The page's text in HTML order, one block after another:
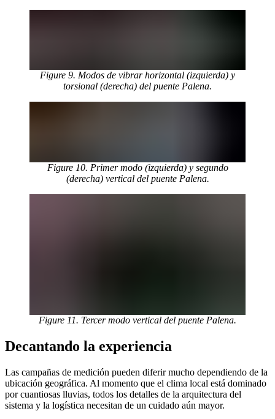
Figure 9. Modos de vibrar horizontal (izquierda) y
torsional (derecha) del puente Palena.
Figure 10. Primer modo (izquierda) y segundo
(derecha) vertical del puente Palena.
Figure 11. Tercer modo vertical del puente Palena.
Decantando la experiencia
Las campañas de medición pueden diferir mucho dependiendo de la
ubicación geográfica. Al momento que el clima local está dominado
por cuantiosas lluvias, todos los detalles de la arquitectura del
sistema y la logística necesitan de un cuidado aún mayor.